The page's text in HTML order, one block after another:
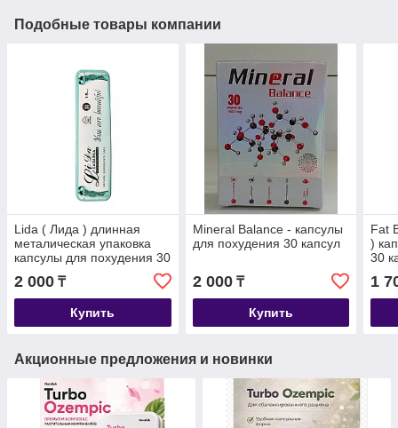
Подобные товары компании
Lida ( Лида ) длинная
металическая упаковка
капсулы для похудения 30
2 000 ₸
Купить
Mineral Balance - капсулы
для похудения 30 капсул
2 000₸
Купить
Fat
)
30
1
Акционные предложения и новинки